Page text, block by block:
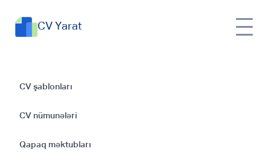
CV Yarat
CV şablonları
CV nümunələri
Qapaq məktubları
UI/UX Dizayneri
üçün CV
Hazırlamaq: Başlıca